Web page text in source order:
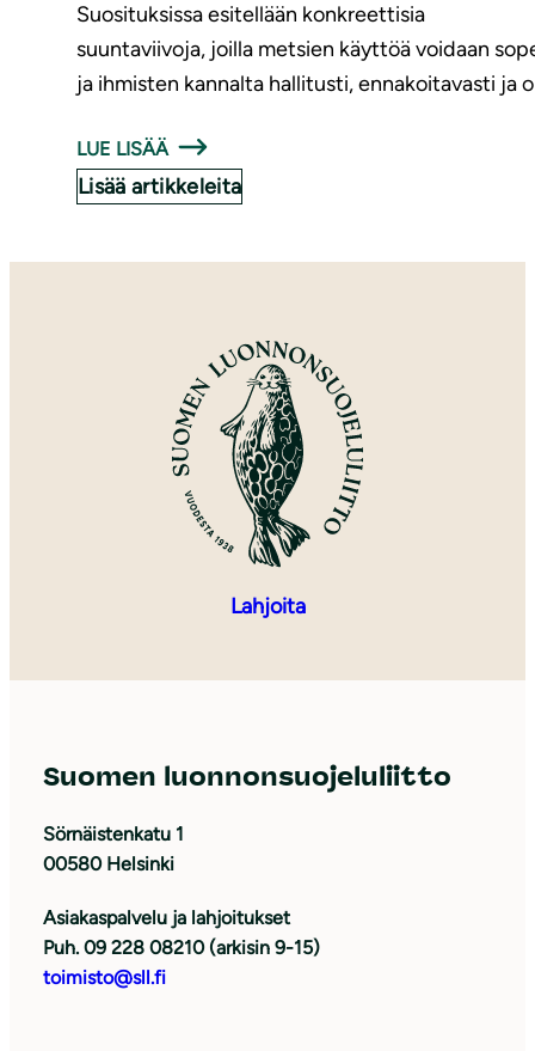
Suosituksissa esitellään konkreettisia
suuntaviivoja, joilla metsien käyttöä voidaan
ja ihmisten kannalta hallitusti, ennakoitavasti ja
LUE LISÄÄ
Lisää artikkeleita
Lahjoita
Suomen luonnonsuojeluliitto
Sörnäistenkatu 1
00580 Helsinki
Asiakaspalvelu ja lahjoitukset
Puh. 09 228 08210 (arkisin 9-15)
toimisto@sll.fi